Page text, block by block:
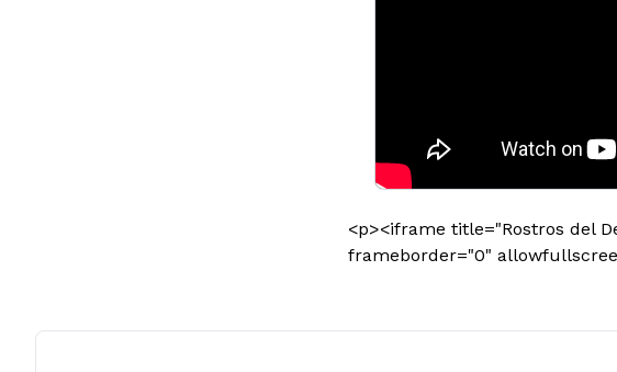
<p><iframe title="Rostros del
frameborder="0"